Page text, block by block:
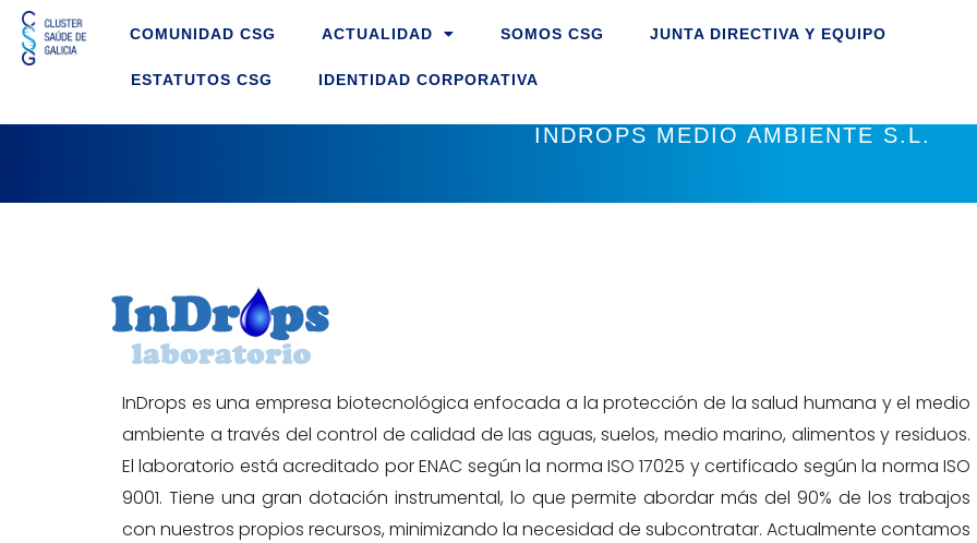
ao
COMUNIDAD CSG ACTUALIDAD SOMOS CSG JUNTA DIRECTIVA Y EQUIPO
ESTATUTOS CSG IDENTIDAD CORPORATIVA
INDROPS MEDIO AMBIENTE S.L.
InDrops es una empresa biotecnológica enfocada a la protección de la salud humana y el medio
ambiente a través del control de calidad de las aguas, suelos, medio marino, alimentos y residuos.
El laboratorio está acreditado por ENAC según la norma ISO 17025 y certificado según la norma ISO
9001. Tiene una gran dotación instrumental, lo que permite abordar más del 90% de los trabajos
con nuestros propios recursos, minimizando la necesidad de subcontratar. Actualmente contamos